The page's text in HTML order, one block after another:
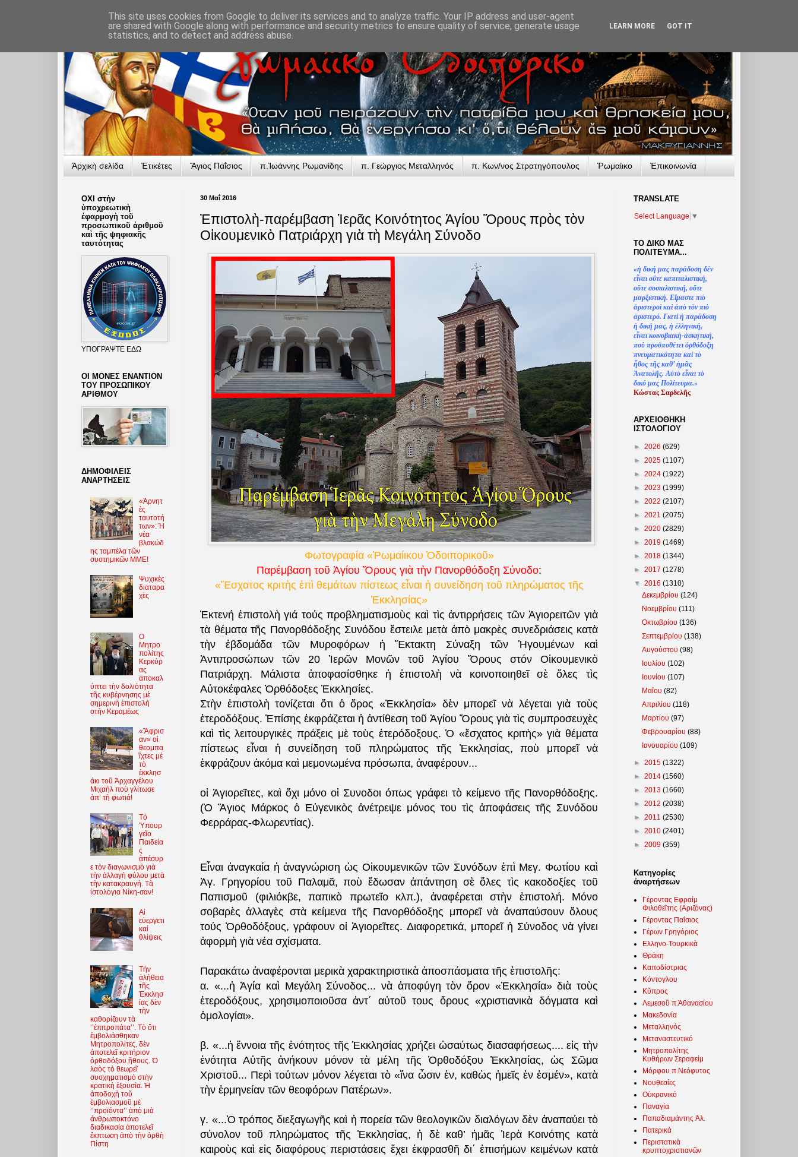
Ἀρχικὴ σελίδα Ἐτικέτες Ἅγιος Παΐσιος π.Ἰωάννης Ρωμανίδης π. Γεώργιος Μεταλληνός π. Κων/νος Στρατηγόπουλος Ῥωμαίικο Ἐπικοινωνία
30 Μαΐ 2016
Ἐπιστολὴ-παρέμβαση Ἱερᾶς Κοινότητος Ἁγίου Ὅρους πρὸς τὸν
Οἰκουμενικὸ Πατριάρχη γιὰ τὴ Μεγάλη Σύνοδο
Φωτογραφία «Ῥωμαίικου Ὁδοιπορικοῦ»
Παρέμβαση τοῦ Ἁγίου Ὅρους γιὰ τὴν Πανορθόδοξη Σύνοδο:
«Ἔσχατος κριτὴς ἐπὶ θεμάτων πίστεως εἶναι ἡ συνείδηση τοῦ πληρώματος τῆς
Ἐκκλησίας»
Ἐκτενή ἐπιστολὴ γιά τούς προβληματισμοὺς καὶ τὶς ἀντιρρήσεις τῶν Ἁγιορειτῶν γιὰ
τὰ θέματα τῆς Πανορθόδοξης Συνόδου ἔστειλε μετὰ ἀπὸ μακρὲς συνεδριάσεις κατὰ
τὴν ἑβδομάδα τῶν Μυροφόρων ἡ Ἔκτακτη Σύναξη τῶν Ἡγουμένων καὶ
Ἀντιπροσώπων τῶν 20 Ἱερῶν Μονῶν τοῦ Ἁγίου Ὄρους στόν Οἰκουμενικὸ
Πατριάρχη. Μάλιστα ἀποφασίσθηκε ἡ ἐπιστολὴ νὰ κοινοποιηθεῖ σὲ ὅλες τὶς
Αὐτοκέφαλες Ὀρθόδοξες Ἐκκλησίες.
Στὴν ἐπιστολὴ τονίζεται ὅτι ὁ ὅρος «Ἐκκλησία» δὲν μπορεῖ νὰ λέγεται γιὰ τοὺς
ἑτεροδόξους. Ἐπίσης ἐκφράζεται ἡ ἀντίθεση τοῦ Ἁγίου Ὅρους γιὰ τὶς συμπροσευχὲς
καὶ τὶς λειτουργικὲς πράξεις μὲ τοὺς ἑτερόδοξους. Ὁ «ἔσχατος κριτὴς» γιὰ θέματα
πίστεως εἶναι ἡ συνείδηση τοῦ πληρώματος τῆς Ἐκκλησίας, ποὺ μπορεῖ νὰ
ἐκφράζουν ἀκόμα καὶ μεμονωμένα πρόσωπα, ἀναφέρουν...
οἱ Ἁγιορεῖτες, καὶ ὄχι μόνο οἱ Συνοδοι όπως γράφει τὸ κείμενο τῆς Πανορθόδοξης.
(Ὁ Ἅγιος Μάρκος ὁ Εὐγενικὸς ἀνέτρεψε μόνος του τὶς ἀποφάσεις τῆς Συνόδου
Φερράρας-Φλωρεντίας).
Εἶναι ἀναγκαία ἡ ἀναγνώριση ὡς Οἰκουμενικῶν τῶν Συνόδων ἐπὶ Μεγ. Φωτίου καὶ
Ἁγ. Γρηγορίου τοῦ Παλαμᾶ, ποὺ ἔδωσαν ἀπάντηση σὲ ὅλες τὶς κακοδοξίες τοῦ
Παπισμοῦ (φιλιόκβε, παπικὸ πρωτεῖο κλπ.), ἀναφέρεται στὴν ἐπιστολή. Μόνο
σοβαρὲς ἀλλαγὲς στὰ κείμενα τῆς Πανορθόδοξης μπορεῖ νὰ ἀναπαύσουν ὅλους
τούς Ὀρθοδόξους, γράφουν οἱ Ἁγιορεῖτες. Διαφορετικά, μπορεῖ ἡ Σύνοδος νὰ γίνει
ἀφορμὴ γιὰ νέα σχίσματα.
Παρακάτω ἀναφέρονται μερικὰ χαρακτηριστικὰ ἀποσπάσματα τῆς ἐπιστολῆς:
α. «...ἡ Ἁγία καὶ Μεγάλη Σύνοδος... νὰ ἀποφύγη τὸν ὄρον «Ἐκκλησία» διὰ τοὺς
ἑτεροδόξους, χρησιμοποιοῦσα ἀντ΄ αὐτοῦ τους ὅρους «χριστιανικὰ δόγματα καὶ
ὁμολογίαι».
β. «...ἡ ἔννοια τῆς ἑνότητος τῆς Ἐκκλησίας χρήζει ὠσαύτως διασαφήσεως.... εἰς τὴν
ἑνότητα Αὐτῆς ἀνήκουν μόνον τὰ μέλη τῆς Ὀρθοδόξου Ἐκκλησίας, ὡς Σῶμα
Χριστοῦ... Περὶ τούτων μόνον λέγεται τὸ «ἴνα ὦσιν ἐν, καθὼς ἠμεῖς ἐν ἐσμέν», κατὰ
τὴν ἑρμηνείαν τῶν θεοφόρων Πατέρων».
γ. «...Ὁ τρόπος διεξαγωγῆς καὶ ἡ πορεία τῶν θεολογικῶν διαλόγων δὲν ἀναπαύει τὸ
σύνολον τοῦ πληρώματος τῆς Ἐκκλησίας, ἡ δὲ καθ’ ἠμᾶς Ἱερὰ Κοινότης κατὰ
καιροὺς καὶ εἰς διαφόρους περιστάσεις ἔχει ἐκφρασθῆ δι΄ ἐπισήμων κειμένων κατὰ
ΟΧΙ στὴν
ὑποχρεωτικὴ
ἐφαρμογὴ τοῦ
προσωπικοῦ ἀριθμοῦ
καὶ τῆς ψηφιακῆς
ταυτότητας
ΥΠΟΓΡΑΨΤΕ ΕΔΩ
ΟΙ ΜΟΝΕΣ ΕΝΑΝΤΙΟΝ
ΤΟΥ ΠΡΟΣΩΠΙΚΟΥ
ΑΡΙΘΜΟΥ
ΔΗΜΟΦΙΛΕΙΣ
ΑΝΑΡΤΗΣΕΙΣ
«Ἀρνητ
ὲς
ταυτοτή
των»: Ἡ
νέα
βλακώδ
ης ταμπέλα τῶν
συστημικῶν ΜΜΕ!
Ψυχικὲς
διαταρα
χὲς
O
Μητρο
πολίτης
Κερκύρ
ας
ἀποκαλ
ύπτει τὴν δολιότητα
τῆς κυβέρνησης μὲ
σημερινὴ ἐπιστολὴ
στὴν Κεραμέως
«Ἄφρισ
αν» οἱ
θεομπα
ῖχτες μὲ
τὸ
ἐκκλησ
άκι τοῦ Ἀρχαγγέλου
Μιχαὴλ ποὺ γλίτωσε
ἀπ’ τὴ φωτιά!
Τὸ
Ὑπουρ
γεῖο
Παιδεία
ς
ἀπέσυρ
ε τὸν διαγωνισμὸ γιὰ
τὴν ἀλλαγὴ φύλου μετὰ
τὴν κατακραυγή. Τὰ
ἱστολόγια Νίκη-σαν!
Αἱ
εὐεργετι
καί
θλίψεις
Τὴν
ἀλήθεια
τῆς
Ἐκκλησ
ίας δὲν
τὴν
καθορίζουν τὰ
‘’ἐπιτροπάτα’’. Τὸ ὅτι
ἐμβολιάσθηκαν
Μητροπολίτες, δὲν
ἀποτελεῖ κριτήριον
ὀρθοδόξου ἤθους. Ὁ
λαὸς τὸ θεωρεῖ
συσχηματισμὸ στὴν
κρατικὴ ἐξουσία. Ἡ
ἀποδοχὴ τοῦ
ἐμβολιασμοῦ μὲ
‘’προϊόντα’’ ἀπὸ μιὰ
ἀνθρωποκτόνο
διαδικασία ἀποτελεῖ
ἔκπτωση ἀπὸ τὴν ὀρθὴ
Πίστη
TRANSLATΕ
Select Language ▼
ΤΟ ΔΙΚΟ ΜΑΣ
ΠΟΛΙΤΕΥΜΑ...
«ἡ δική μας παράδοση δὲν
εἶναι οὔτε καπιταλιστική,
οὔτε σοσιαλιστική, οὔτε
μαρξιστική. Εἴμαστε πιὸ
ἀριστεροὶ καὶ ἀπὸ τὸν πιὸ
ἀριστερό. Γιατίἡ παράδοση
ἡ δική μας, ἡ ἑλληνική,
εἶναι κοινοβιακὴ-ἀσκητική,
ποὺ προϋποθέτει ὀρθόδοξη
πνευματικότητα καὶ τὸ
ἦθος τῆς καθ’ἠμᾶς
Ἀνατολῆς. Αὐτὸ εἶναι τὸ
δικό μας Πολίτευμα.»
Κώστας Σαρδελῆς
ΑΡΧΕΙΟΘΗΚΗ
ΙΣΤΟΛΟΓΙΟΥ
► 2026 (629)
► 2025 (1107)
► 2024 (1922)
► 2023 (1999)
► 2022 (2107)
► 2021 (2075)
► 2020 (2829)
► 2019 (1469)
► 2018 (1344)
► 2017 (1278)
▼ 2016 (1310)
Δεκεμβρίου(124)
Νοεμβρίου(111)
Οκτωβρίου(136)
Σεπτεμβρίου(138)
Αυγούστου(98)
Ιουλίου(102)
Ιουνίου(107)
Μαΐου(82)
Απριλίου(118)
Μαρτίου(97)
Φεβρουαρίου(88)
Ιανουαρίου(109)
► 2015 (1322)
► 2014 (1560)
► 2013 (1660)
► 2012 (2038)
► 2011 (2530)
► 2010 (2401)
► 2009 (359)
Κατηγορίες
ἀναρτήσεων
Γέροντας Εφραίμ
Φιλοθεΐτης (Αριζόνας)
Γέροντας Παΐσιος
Γέρων Γρηγόριος
Ελληνο-Τουρκικὰ
Θράκη
Καποδίστριας
Κόντογλου
Κῦπρος
Λεμεσοῦ π.Ἀθανασίου
Μακεδονία
Μεταλληνός
Μεταναστευτικό
Μητροπολίτης
Κυθήρων Σεραφείμ
Μόρφου π.Νεόφυτος
Νουθεσίες
Οὐκρανικό
Παναγία
Παπαδιαμάντης Ἀλ.
Πατερικά
Περιστατικὰ
κρυπτοχριστιανῶν
This site uses cookies from Google to deliver its services and to analyze traffic. Your IP address and user-agent
are shared with Google along with performance and security metrics to ensure quality of service, generate usage
statistics, and to detect and address abuse.
LEARN MORE GOT IT